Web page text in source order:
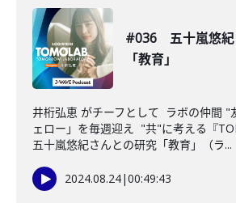
#036 五十嵐悠紀
「教育」
井桁弘恵 がチーフとして ラボの仲間 "
ェロー」を毎週迎え "共"に考える『
五十嵐悠紀さんとの研究「教育」（ラ...
2024.08.24|00:49:43